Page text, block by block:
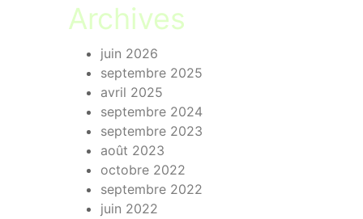
Archives
juin 2026
septembre 2025
avril 2025
septembre 2024
septembre 2023
août 2023
octobre 2022
septembre 2022
juin 2022